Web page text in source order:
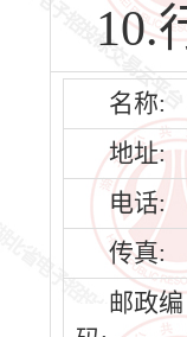
10.
名称:
地址:
电话:
传真:
邮政编